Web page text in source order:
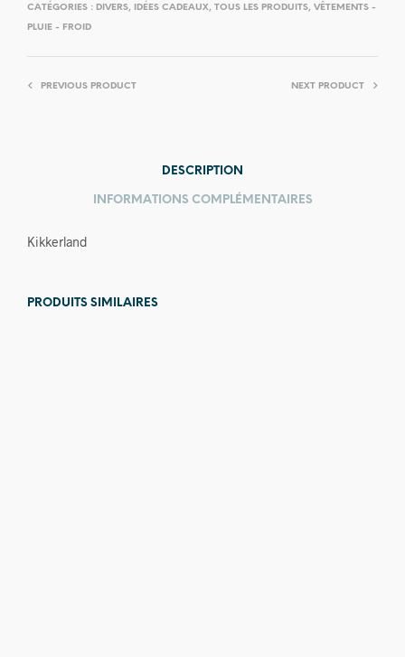
CATÉGORIES : DIVERS, IDÉES CADEAUX, TOUS LES PRODUITS, VÊTEMENTS -
PLUIE - FROID
PREVIOUS PRODUCT NEXT PRODUCT
DESCRIPTION
INFORMATIONS COMPLÉMENTAIRES
Kikkerland
PRODUITS SIMILAIRES